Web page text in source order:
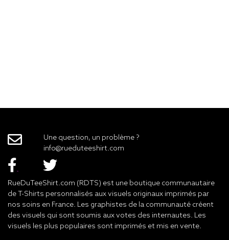
Une question, un problème ?
info@rueduteeshirt.com
RueDuTeeShirt.com (RDTS) est une boutique communautaire
de T-Shirts personnalisés aux visuels originaux imprimés par
nos soins en France. Les graphistes de la communauté créent
des visuels qui sont soumis aux votes des internautes. Les
visuels les plus populaires sont imprimés et mis en vente.